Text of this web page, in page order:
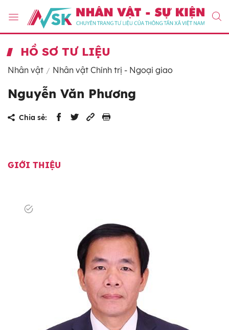
HỒ SƠ TƯ LIỆU
Nhân vật Nhân vật Chính trị - Ngoại giao
Nguyễn Văn Phương
Chia sẻ:
GIỚI THIỆU